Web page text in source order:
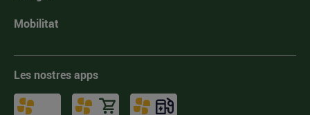
Mobilitat
Les nostres apps